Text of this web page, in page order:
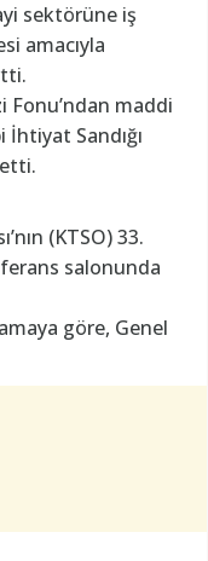
sektörüne iş
amacıyla
Fonu’ndan maddi
Sandığı
(KTSO) 33.
salonunda
göre, Genel